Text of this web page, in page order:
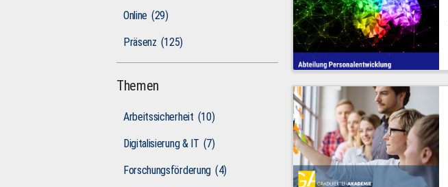
Online (29)
Präsenz (125)
Themen
Arbeitssicherheit (10)
Digitalisierung & IT (7)
Forschungsförderung (4)